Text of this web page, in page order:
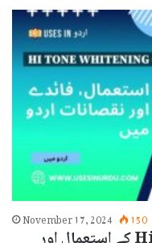
November 17, 2024 150